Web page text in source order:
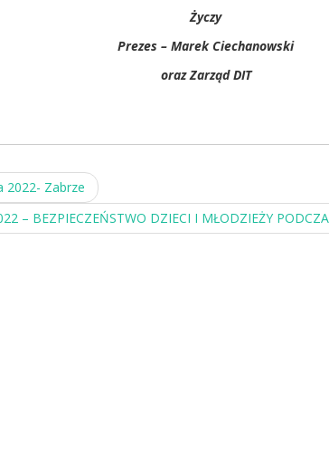
Życzy
Prezes – Marek Ciechanowski
oraz Zarząd DIT
2022- Zabrze
– BEZPIECZEŃSTWO DZIECI I MŁODZIEŻY